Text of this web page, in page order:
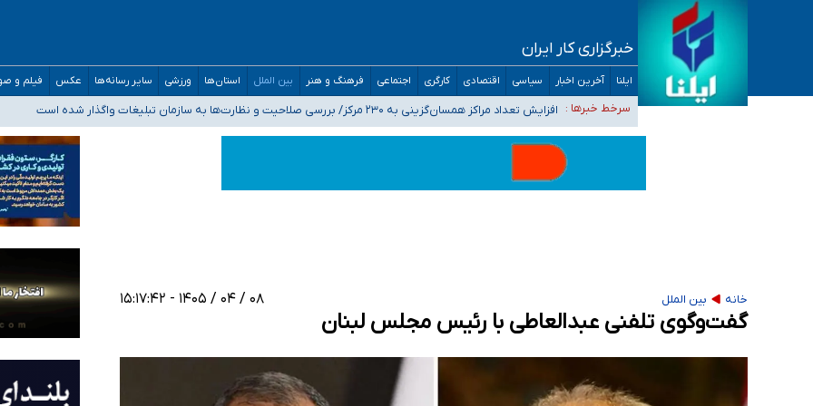
خبرگزاری کار ایران
ایلنا آخرین اخبار سیاسی اقتصادی کارگری اجتماعی فرهنگ و هنر بین الملل استان‌ها ورزشی سایر رسانه‌ها عکس فیلم و
سرخط خبرها :
ضرورت آموزش حریم خصوصی در فضای آنلاین در مدارس/ هزینه‌های سنگین اجتماعی انتشار تصاویر خصوصی برای قربانیان/
مجرمان از ترس رسواییافزایش تعداد مراکز همسان‌گزینی به ۲۳۰ مرکز/ بررسی صلاحیت و نظارت‌ها به سازمان تبلیغات واگذار شده است
۴۰ تا ۵۰ روز گرمای نسبی در پیش داریم/ دمای تهران به ۳۸ درجه می‌رسد
موضع وزارت بهداشت درباره ظرفیت پزشکی کنکور ۱۴۰۵: خواستار اصلاح ظرفیت‌ها هستیم، اما هنوز پاسخ مشخصی نگرفته‌ایم
تعویق آزمون ورودی دکترای تخصصی فرماندهی صحنه عملیات و دکترای تخصصی جغرافیای نظامی دافوس آجا
خانه بین الملل ۰۸ / ۰۴ / ۱۴۰۵ - ۱۵:۱۷:۴۲
گفت‌وگوی تلفنی عبدالعاطی با رئیس مجلس لبنان